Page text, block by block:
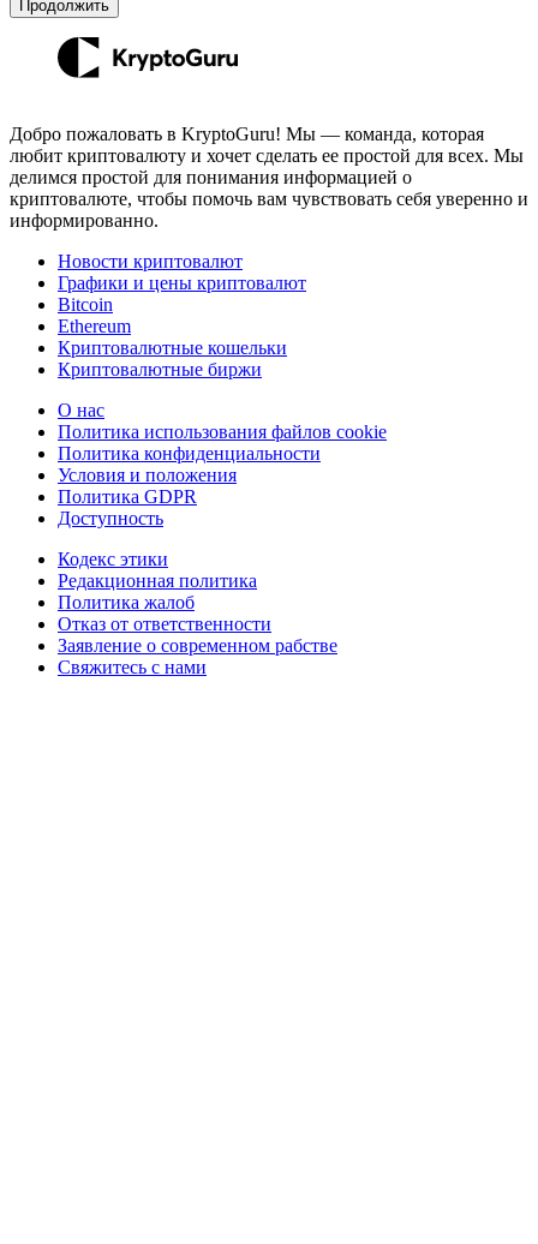
Продолжить
Добро пожаловать в KryptoGuru! Мы — команда, которая
любит криптовалюту и хочет сделать ее простой для всех. Мы
делимся простой для понимания информацией о
криптовалюте, чтобы помочь вам чувствовать себя уверенно и
информированно.
Новости криптовалют
Графики и цены криптовалют
Bitcoin
Ethereum
Криптовалютные кошельки
Криптовалютные биржи
О нас
Политика использования файлов cookie
Политика конфиденциальности
Условия и положения
Политика GDPR
Доступность
Кодекс этики
Редакционная политика
Политика жалоб
Отказ от ответственности
Заявление о современном рабстве
Свяжитесь с нами